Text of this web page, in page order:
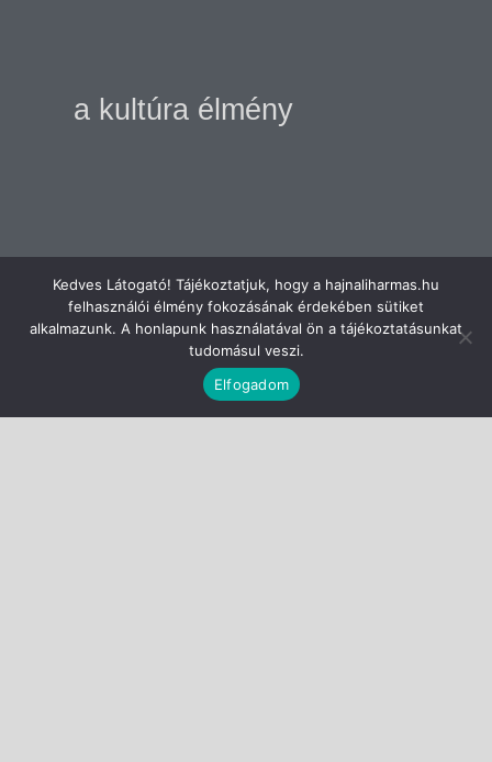
a kultúra élmény
Kedves Látogató! Tájékoztatjuk, hogy a hajnaliharmas.hu
felhasználói élmény fokozásának érdekében sütiket
alkalmazunk. A honlapunk használatával ön a tájékoztatásunkat
tudomásul veszi.
Elfogadom